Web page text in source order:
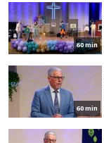
60 min
60 min